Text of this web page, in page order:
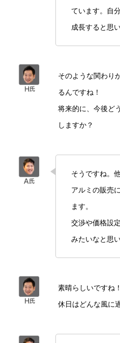
ています。自
成長すると思
そのような関わり
るんですね！
将来的に、今後ど
しますか？
そうですね。
アルミの販売
ます。
交渉や価格設
みたいなと思い
素晴らしいですね！
休日はどんな風に